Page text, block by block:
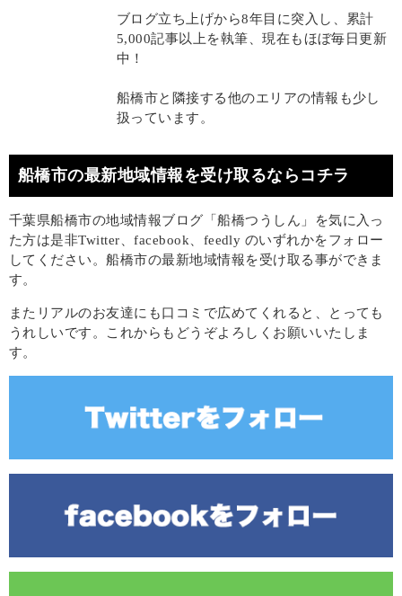
ブログ立ち上げから8年目に突入し、累計
5,000記事以上を執筆、現在もほぼ毎日更新
中！
船橋市と隣接する他のエリアの情報も少し
扱っています。
船橋市の最新地域情報を受け取るならコチラ
千葉県船橋市の地域情報ブログ「船橋つうしん」を気に入っ
た方は是非Twitter、facebook、feedly のいずれかをフォロー
してください。船橋市の最新地域情報を受け取る事ができま
す。
またリアルのお友達にも口コミで広めてくれると、とっても
うれしいです。これからもどうぞよろしくお願いいたしま
す。